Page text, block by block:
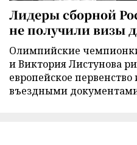
Лидеры сборной
не получили визы
Олимпийские
и Виктория Листунова
европейское первенство
въездными